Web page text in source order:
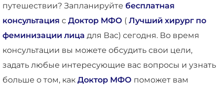
путешествии? Запланируйте бесплатная
консультация с Доктор МФО ( Лучший хирург по
феминизации лица для Вас) сегодня. Во время
консультации вы можете обсудить свои цели,
задать любые интересующие вас вопросы и узнать
больше о том, как Доктор МФО поможет вам